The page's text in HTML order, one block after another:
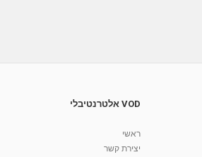
VOD אלטרנטיבלי
ראשי
יצירת קשר